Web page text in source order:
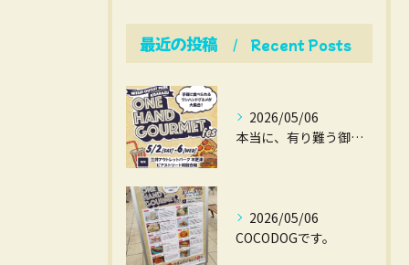
最近の投稿 Recent Posts
2026/05/06
本当に、有り難う御座いました。
2026/05/06
COCODOGです。